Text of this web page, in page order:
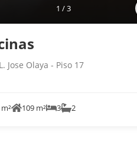
1 / 3
Jose Olaya - Piso 17
109 m² 3 2